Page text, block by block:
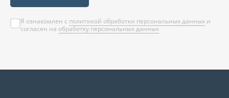
Я ознакомлен с политикой обработки персональных данных и
согласен на обработку персональных данных